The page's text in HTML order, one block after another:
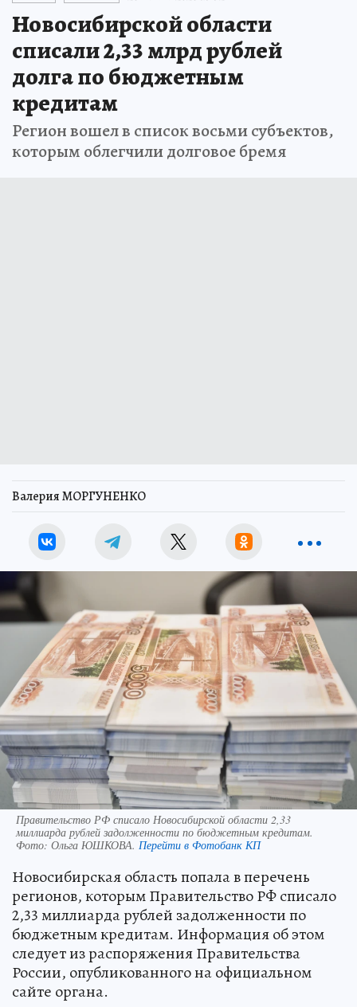
Новосибирской области
списали 2,33 млрд рублей
долга по бюджетным
кредитам
Регион вошел в список восьми субъектов,
которым облегчили долговое бремя
Валерия МОРГУНЕНКО
Правительство РФ списало Новосибирской области 2,33
миллиарда рублей задолженности по бюджетным кредитам.
Фото: Ольга ЮШКОВА. Перейти в Фотобанк КП
Новосибирская область попала в перечень
регионов, которым Правительство РФ списало
2,33 миллиарда рублей задолженности по
бюджетным кредитам. Информация об этом
следует из распоряжения Правительства
России, опубликованного на официальном
сайте органа.